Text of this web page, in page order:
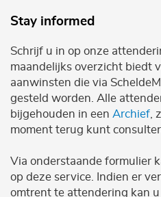
Stay informed
Schrijf u in op onze
maandelijks overzicht biedt
aanwinsten die via
gesteld worden. Alle
bijgehouden in een Archief ,
moment terug kunt
Via onderstaande formulier
op deze service. Indien er
omtrent te attendering kan